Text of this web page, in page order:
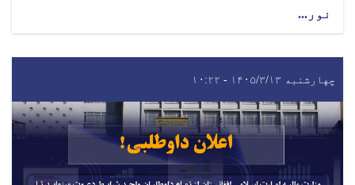
نور...
چهارشنبه ۱۴۰۵/۳/۱۳ - ۱۰:۲۲